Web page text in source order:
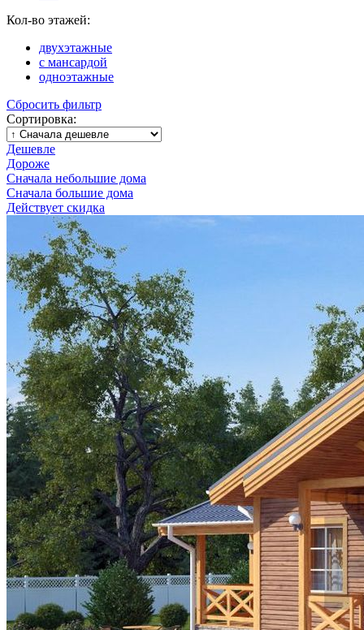
Кол-во этажей:
двухэтажные
с мансардой
одноэтажные
Сбросить фильтр
Сортировка:
Дешевле
Дороже
Сначала небольшие дома
Сначала большие дома
Действует скидка